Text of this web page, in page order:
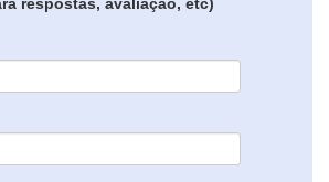
respostas, avaliação, etc)